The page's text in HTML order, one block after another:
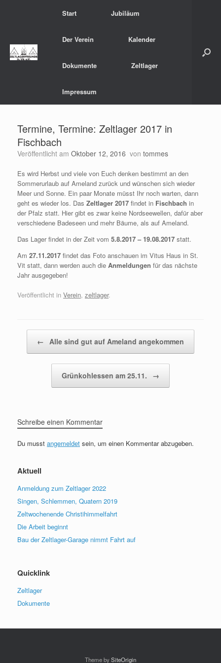
Start Jubiläum
Der Verein Kalender
Dokumente Zeltlager
Impressum
Termine, Termine: Zeltlager 2017 in
Fischbach
Veröffentlicht am Oktober 12, 2016 von tommes
Es wird Herbst und viele von Euch denken bestimmt an den
Sommerurlaub auf Ameland zurück und wünschen sich wieder
Meer und Sonne. Ein paar Monate müsst Ihr noch warten, dann
geht es wieder los. Das Zeltlager 2017 findet in Fischbach in
der Pfalz statt. Hier gibt es zwar keine Nordseewellen, dafür aber
verschiedene Badeseen und mehr Bäume, als auf Ameland.
Das Lager findet in der Zeit vom 5.8.2017 – 19.08.2017 statt.
Am 27.11.2017 findet das Foto anschauen im Vitus Haus in St.
Vit statt, dann werden auch die Anmeldungen für das nächste
Jahr ausgegeben!
Veröffentlicht in Verein, zeltlager.
← Alle sind gut auf Ameland angekommen
Grünkohlessen am 25.11. →
Schreibe einen Kommentar
Du musst angemeldet sein, um einen Kommentar abzugeben.
Aktuell
Anmeldung zum Zeltlager 2022
Singen, Schlemmen, Quatern 2019
Zeltwochenende Christihimmelfahrt
Die Arbeit beginnt
Bau der Zeltlager-Garage nimmt Fahrt auf
Quicklink
Zeltlager
Dokumente
Theme bySiteOrigin